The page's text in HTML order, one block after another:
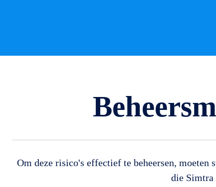
Om deze risico's effectief te beheersen, moeten
die Simtra